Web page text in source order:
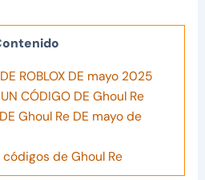
ROBLOX DE mayo 2025
CÓDIGO DE Ghoul Re
Ghoul Re DE mayo de
de Ghoul Re